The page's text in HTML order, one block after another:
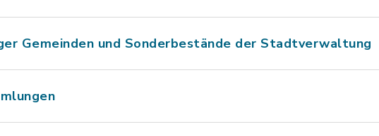
Gemeinden und Sonderbestände der Stadtverwaltung